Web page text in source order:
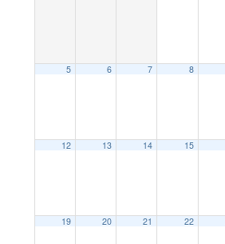
5 6 7 8
12 13 14 15
19 20 21 22